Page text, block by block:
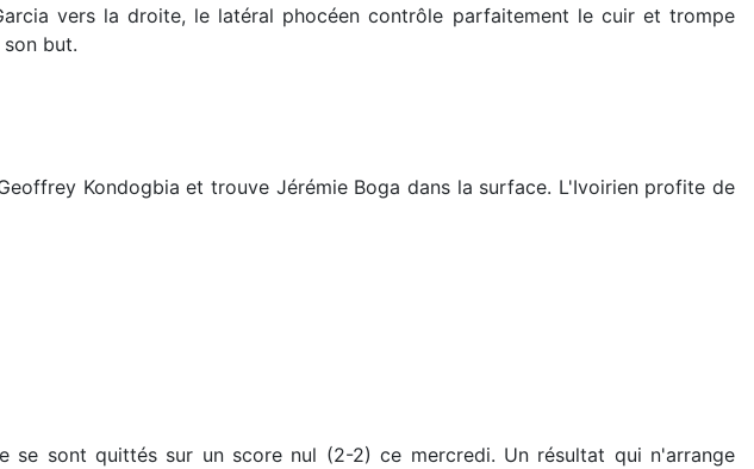
vers la droite, le latéral phocéen contrôle parfaitement le cuir et trompe
but.
Kondogbia et trouve Jérémie Boga dans la surface. L'Ivoirien profite de
se sont quittés sur un score nul (2-2) ce mercredi. Un résultat qui n'arrange